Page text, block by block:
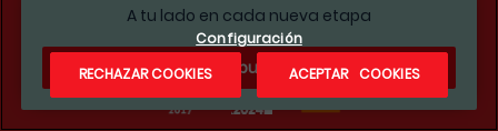
A tu lado en cada nueva etapa
¿Te apuntas?
Premios y reconocimientos:
Configuración
RECHAZAR COOKIES
ACEPTAR COOKIES